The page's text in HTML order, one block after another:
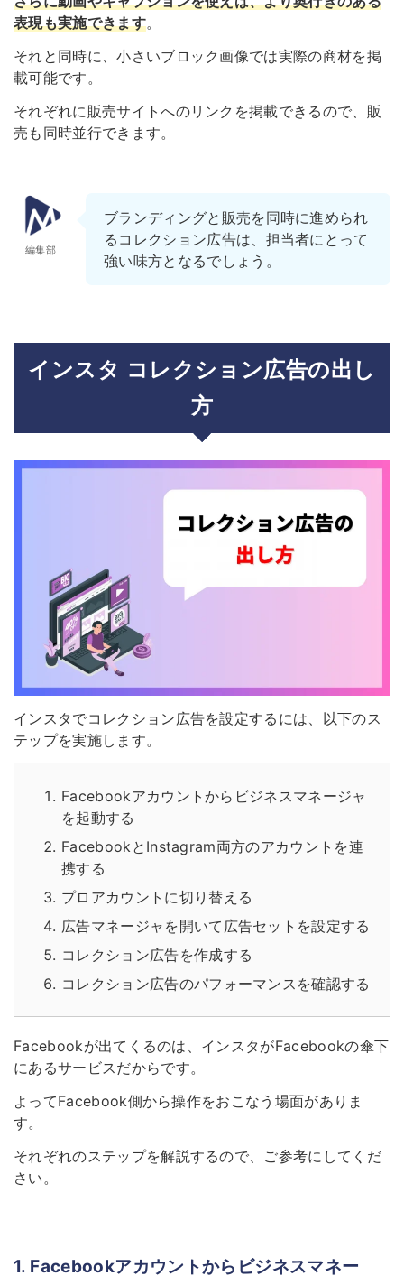
表現も実施できます。
それと同時に、小さいブロック画像では実際の商材を掲
載可能です。
それぞれに販売サイトへのリンクを掲載できるので、販
売も同時並行できます。
編集部
ブランディングと販売を同時に進められ
るコレクション広告は、担当者にとって
強い味方となるでしょう。
インスタ コレクション広告の出し
方
インスタでコレクション広告を設定するには、以下のス
テップを実施します。
Facebookアカウントからビジネスマネージャ
を起動する
FacebookとInstagram両方のアカウントを連
携する
プロアカウントに切り替える
広告マネージャを開いて広告セットを設定する
コレクション広告を作成する
コレクション広告のパフォーマンスを確認する
Facebookが出てくるのは、インスタがFacebookの傘下
にあるサービスだからです。
よってFacebook側から操作をおこなう場面がありま
す。
それぞれのステップを解説するので、ご参考にしてくだ
さい。
1. Facebookアカウントからビジネスマネー